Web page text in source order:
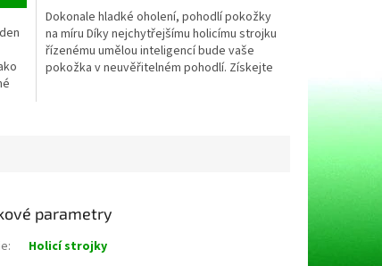
z
5
hvězdiček.
Dokonale hladké oholení, pohodlí pokožky
na míru Díky nejchytřejšímu holicímu strojku
řízenému umělou inteligencí bude vaše
pokožka v neuvěřitelném pohodlí. Získejte
parametry
: Holicí strojky